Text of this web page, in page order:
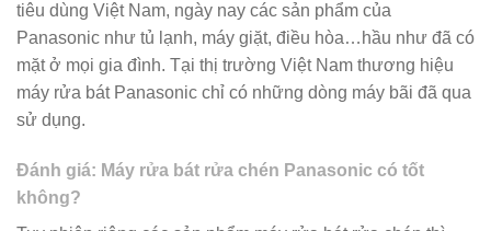
tiêu dùng Việt Nam, ngày nay các sản phẩm của
Panasonic như tủ lạnh, máy giặt, điều hòa…hầu như đã có
mặt ở mọi gia đình. Tại thị trường Việt Nam thương hiệu
máy rửa bát Panasonic chỉ có những dòng máy bãi đã qua
sử dụng.
Đánh giá: Máy rửa bát rửa chén Panasonic có tốt
không?